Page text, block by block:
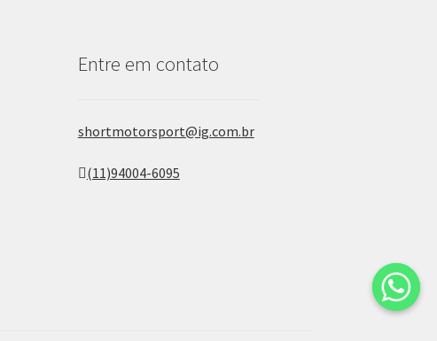
Entre em contato
shortmotorsport@ig.com.br
(11)94004-6095